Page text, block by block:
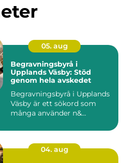
05. aug
Begravningsbyrå i
Upplands Väsby: Stöd
genom hela avskedet
Begravningsbyrå i Upplands
Väsby är ett sökord som
många använder n&...
04. aug